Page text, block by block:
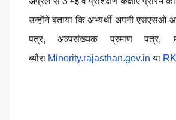
उन्होंने बताया कि अभ्यर्थी अपनी एसएसओ
पत्र, अल्पसंख्यक प्रमाण
ब्यौरा Minority.rajasthan.gov.in या